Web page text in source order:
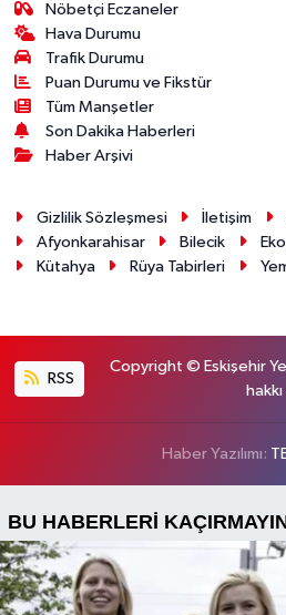
Nöbetçi Eczaneler
Hava Durumu
Trafik Durumu
Puan Durumu ve Fikstür
Tüm Manşetler
Son Dakika Haberleri
Haber Arşivi
Gizlilik Sözleşmesi İletişim
Afyonkarahisar
Bilecik
Kütahya
Rüya Tabirleri
RSS
Copyright © Eskişehir
hakkı
Haber Yazılımı: